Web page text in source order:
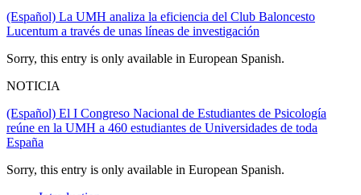
(Español) La UMH analiza la eficiencia del Club Baloncesto
Lucentum a través de unas líneas de investigación
Sorry, this entry is only available in European Spanish.
NOTICIA
(Español) El I Congreso Nacional de Estudiantes de Psicología
reúne en la UMH a 460 estudiantes de Universidades de toda
España
Sorry, this entry is only available in European Spanish.